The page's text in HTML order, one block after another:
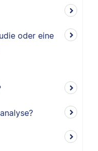
oder eine